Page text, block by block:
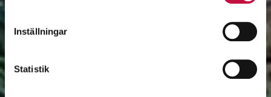
Inställningar
Statistik